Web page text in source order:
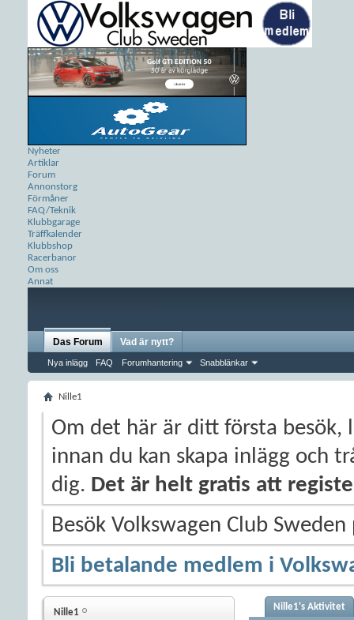
Nyheter
Artiklar
Forum
Annonstorg
Förmåner
FAQ/Teknik
Klubbgarage
Träffkalender
Klubbshop
Racerbanor
Om oss
Annat
Das Forum
Nya inlägg FAQ Forumhantering Snabblänkar
Vad är nytt?
Nille1
Om det här är ditt första besök,
innan du kan skapa inlägg och
dig. Det är helt gratis att
Besök Volkswagen Club
Bli betalande medlem i
Nille1
Nille1's Aktivitet